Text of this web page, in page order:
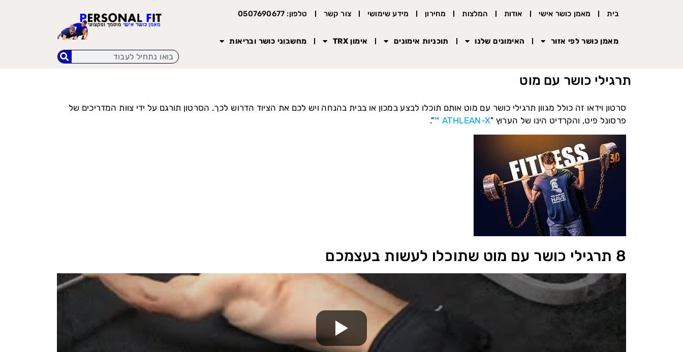
בית מאמן כושר אישי אודות המלצות מחירון מידע שימושי צור קשר טלפון: 0507690677
מאמן כושר לפי אזור האימונים שלנו תוכניות אימונים אימון TRX מחשבוני כושר ובריאות
תרגילי כושר עם מוט
סרטון וידאו זה כולל מגוון תרגילי כושר עם מוט אותם תוכלו לבצע במכון או בבית בהנחה ויש לכם את הציוד הדרוש לכך. הסרטון תורגם על ידי צוות המדריכים של
פרסונל פיט, והקרדיט הינו של הערוץ "ATHLEAN-X ™
".
8 תרגילי כושר עם מוט שתוכלו לעשות בעצמכם